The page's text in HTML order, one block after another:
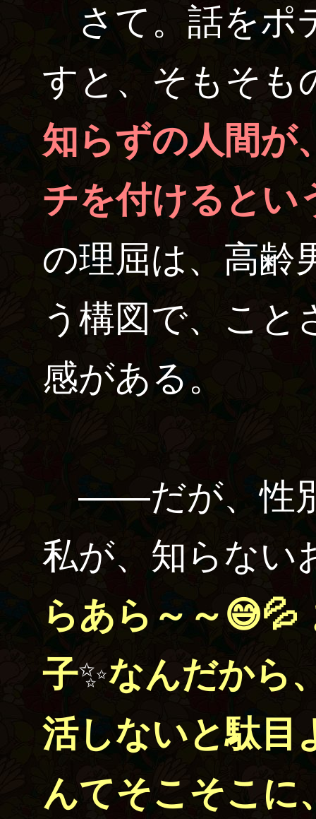
さて。話をポ
すと、そもそも
知らずの人間が
チを付けるとい
の理屈は、高齢
う構図で、こと
感がある。
――だが、性
私が、知らない
らあら～～ 😅💦
子✨なんだから
活しないと駄目
んてそこそこに